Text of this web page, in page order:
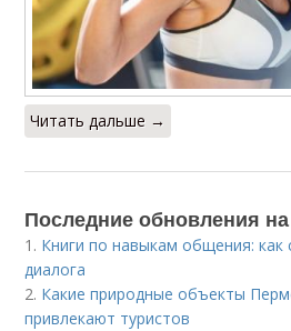
Читать дальше →
Последние обновления
1. Книги по навыкам общения: как
диалога
2. Какие природные объекты
привлекают туристов